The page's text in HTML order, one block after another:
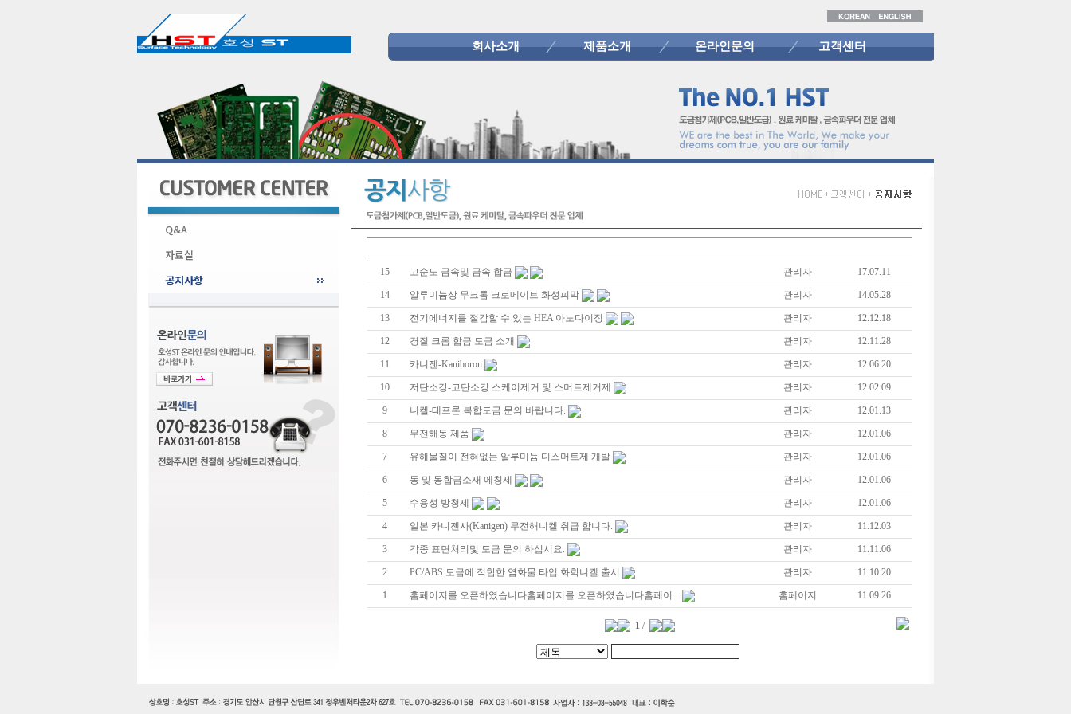
회사소개 제품소개 온라인문의 고객센터
Q&A
자료실
공지사항
15 고순도 금속및 금속 합금 관리자 17.07.11
14 알루미늄상 무크롬 크로메이트 화성피막 관리자 14.05.28
13 전기에너지를 절감할 수 있는 HEA 아노다이징 관리자 12.12.18
12 경질 크롬 합금 도금 소개 관리자 12.11.28
11 카니젠-Kaniboron 관리자 12.06.20
10 저탄소강-고탄소강 스케이제거 및 스머트제거제 관리자 12.02.09
9 니켈-테프론 복합도금 문의 바랍니다. 관리자 12.01.13
8 무전해동 제품 관리자 12.01.06
7 유해물질이 전혀없는 알루미늄 디스머트제 개발 관리자 12.01.06
6 동 및 동합금소재 에칭제 관리자 12.01.06
5 수용성 방청제 관리자 12.01.06
4 일본 카니젠사(Kanigen) 무전해니켈 취급 합니다. 관리자 11.12.03
3 각종 표면처리및 도금 문의 하십시요. 관리자 11.11.06
2 PC/ABS 도금에 적합한 염화물 타입 화학니켈 출시 관리자 11.10.20
1 홈페이지를 오픈하였습니다홈페이지를 오픈하였습니다홈페이... 홈페이지 11.09.26
1 /